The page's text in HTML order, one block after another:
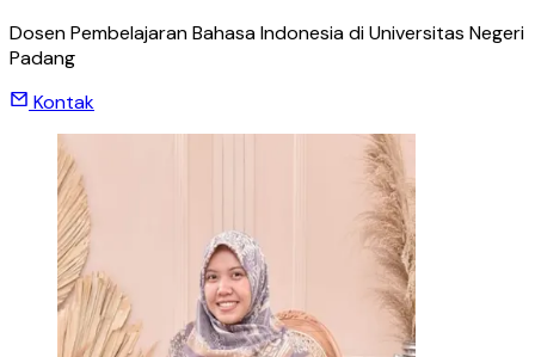
Dosen Pembelajaran Bahasa Indonesia di Universitas Negeri
Padang
Kontak